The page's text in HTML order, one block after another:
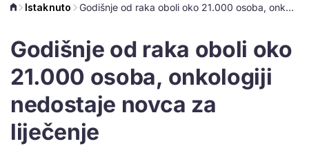
Istaknuto Godišnje od raka oboli oko 21.000 osoba, onkologiji nedostaje novca za liječenje
Godišnje od raka oboli oko
21.000 osoba, onkologiji
nedostaje novca za
liječenje